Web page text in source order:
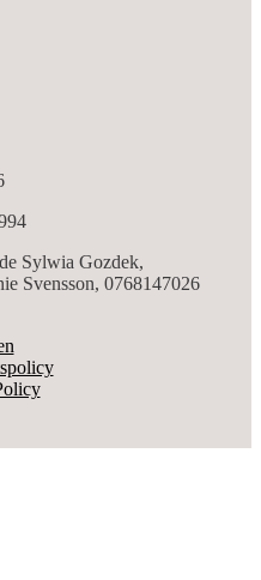
Sylwia Gozdek,
Svensson, 0768147026